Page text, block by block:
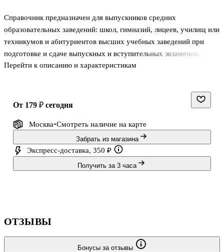
Справочник предназначен для выпускников средних
образовательных заведений: школ, гимназий, лицеев, училищ или
техникумов и абитуриентов высших учебных заведений при
подготовке и сдаче выпускных и вступительных экзаменов. .
Перейти к описанию и характеристикам
от 179 ₽ сегодня
Москва Смотреть наличие на карте
Забрать из магазина
Экспресс-доставка, 350 ₽
Получить за 3 часа
ОТЗЫВЫ
Бонусы за отзывы